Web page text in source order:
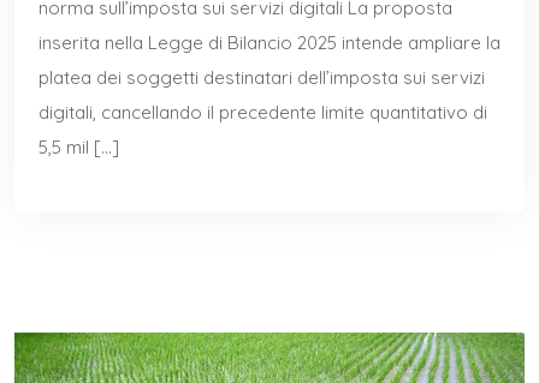
norma sull’imposta sui servizi digitali La proposta
inserita nella Legge di Bilancio 2025 intende ampliare la
platea dei soggetti destinatari dell’imposta sui servizi
digitali, cancellando il precedente limite quantitativo di
5,5 mil […]